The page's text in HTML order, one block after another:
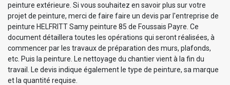
peinture extérieure. Si vous souhaitez en savoir plus sur votre
projet de peinture, merci de faire faire un devis par l'entreprise de
peinture HELFRITT Samy peinture 85 de Foussais Payre. Ce
document détaillera toutes les opérations qui seront réalisées, à
commencer par les travaux de préparation des murs, plafonds,
etc. Puis la peinture. Le nettoyage du chantier vient à la fin du
travail. Le devis indique également le type de peinture, sa marque
et la quantité requise.